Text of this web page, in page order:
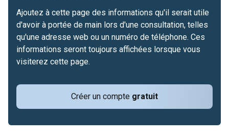
Créer un compte gratuit
Ajoutez à cette page des informations qu'il serait utile
d'avoir à portée de main lors d'une consultation, telles
qu'une adresse web ou un numéro de téléphone. Ces
informations seront toujours affichées lorsque vous
visiterez cette page.